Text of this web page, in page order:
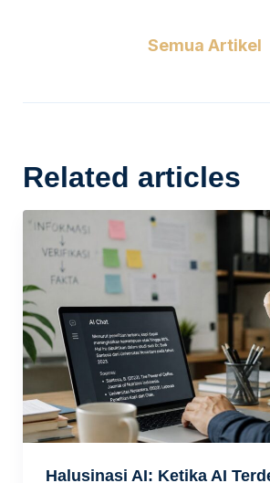
Semua Artikel
Related articles
Halusinasi AI: Ketika AI